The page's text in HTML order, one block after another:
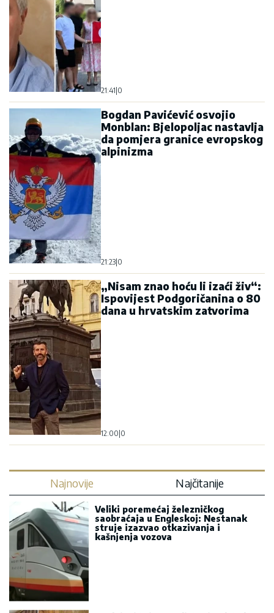
21:41 0
Bogdan Pavićević osvojio
Monblan: Bjelopoljac nastavlja
da pomjera granice evropskog
alpinizma
21:23 0
„Nisam znao hoću li izaći živ“:
Ispovijest Podgoričanina o 80
dana u hrvatskim zatvorima
12:00 0
Najnovije Najčitanije
Veliki poremećaj železničkog
saobraćaja u Engleskoj: Nestanak
struje izazvao otkazivanja i
kašnjenja vozova